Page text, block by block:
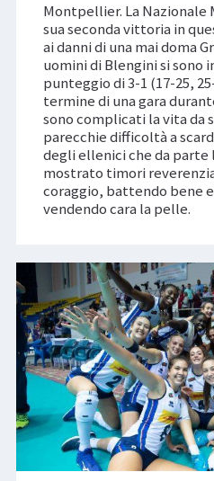
Montpellier. La Nazionale
sua seconda vittoria in
ai danni di una mai doma
uomini di Blengini si sono
punteggio di 3-1 (17-25,
termine di una gara
sono complicati la vita da
parecchie difficoltà a
degli ellenici che da parte
mostrato timori
coraggio, battendo bene
vendendo cara la pelle.